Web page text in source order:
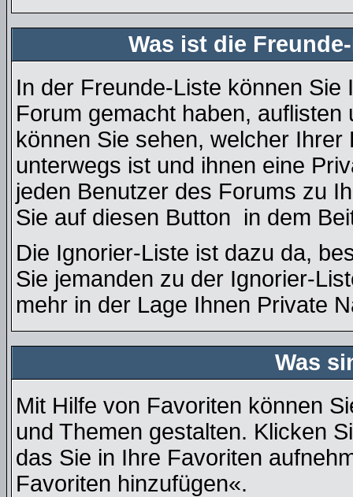
Was ist die
In der Freunde-Liste können
Forum gemacht haben,
können Sie sehen, welcher
unterwegs ist und ihnen eine
jeden Benutzer des Forums zu
Sie auf diesen Button in dem
Die Ignorier-Liste ist dazu da,
Sie jemanden zu der Ignorier-
mehr in der Lage Ihnen Private
Was
Mit Hilfe von Favoriten können
und Themen gestalten. Klicken
das Sie in Ihre Favoriten
Favoriten hinzufügen«.